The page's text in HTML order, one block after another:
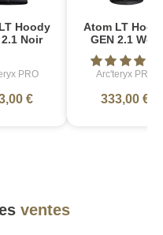
Hoody
2.1 Noir
PRO
€
Atom LT
GEN 2.1 Wolf
Arc'teryx PRO
333,00 €
ventes